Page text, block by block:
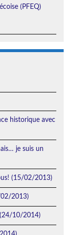
(PFEQ)
historique avec
je suis un
(15/02/2013)
02/2013)
(24/10/2014)